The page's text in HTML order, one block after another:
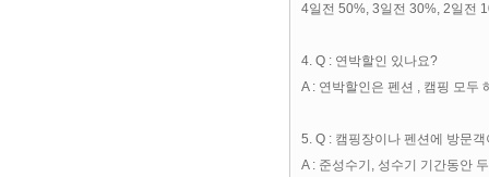
4일전 50%, 3일전 30%, 2일전
4. Q : 연박할인 있나요?
A : 연박할인은 펜션 , 캠핑 모두
5. Q : 캠핑장이나 펜션에 방문
A : 준성수기, 성수기 기간동안